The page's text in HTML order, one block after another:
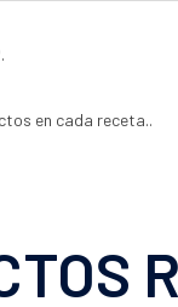
en cada receta..